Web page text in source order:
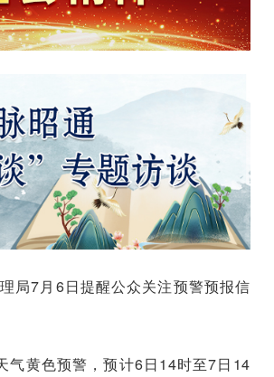
局7月6日提醒公众关注预警预报信
气黄色预警，预计6日14时至7日14